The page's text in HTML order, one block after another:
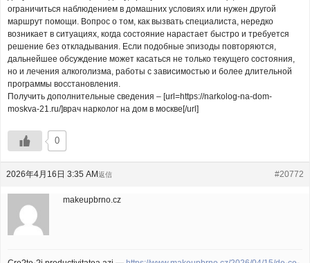
ограничиться наблюдением в домашних условиях или нужен другой
маршрут помощи. Вопрос о том, как вызвать специалиста, нередко
возникает в ситуациях, когда состояние нарастает быстро и требуется
решение без откладывания. Если подобные эпизоды повторяются,
дальнейшее обсуждение может касаться не только текущего состояния,
но и лечения алкоголизма, работы с зависимостью и более длительной
программы восстановления.
Получить дополнительные сведения – [url=https://narkolog-na-dom-
moskva-21.ru/]врач нарколог на дом в москве[/url]
0
2026年4月16日 3:35 AM #20772
返信
makeupbrno.cz